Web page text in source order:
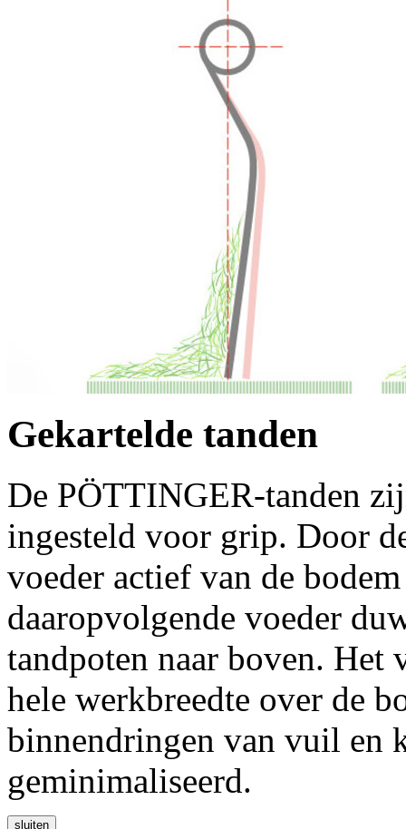
Gekartelde tanden
De PÖTTINGER-tanden
ingesteld voor grip. Door
voeder actief van de
daaropvolgende voeder
tandpoten naar boven. Het
hele werkbreedte over de
binnendringen van vuil en
geminimaliseerd.
sluiten